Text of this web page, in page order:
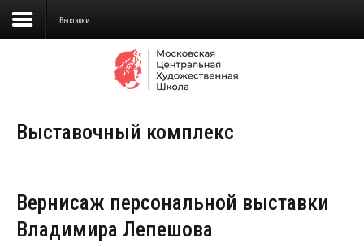
Сведения об образовательной
Школа
Детская Художественная школа
Поступающим
Выставки
Выставочный комплекс
Вернисаж персональной выставки
Владимира Лепешова